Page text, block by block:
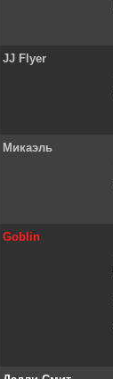
JJ Flyer
Микаэль
Goblin